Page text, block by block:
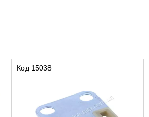
Код 15038